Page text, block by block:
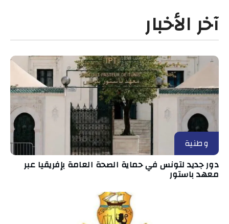
آخر الأخبار
وطنية
دور جديد لتونس في حماية الصحة العامة بإفريقيا عبر
معهد باستور